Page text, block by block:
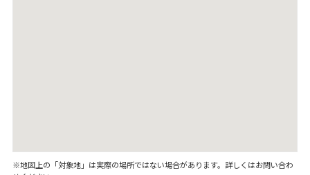
※地図上の「対象地」は実際の場所ではない場合があります。詳しくはお問い合わ